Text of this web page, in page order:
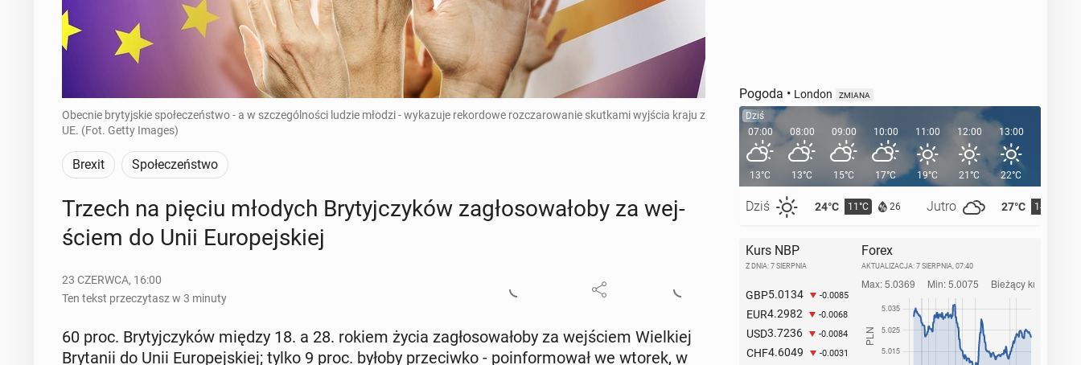
Obecnie brytyjskie społeczeństwo - a w szczególności ludzie młodzi - wykazuje rekordowe rozczarowanie skutkami wyjścia kraju z
UE. (Fot. Getty Images)
Brexit Społeczeństwo
Trzech na pięciu młodych Bry­tyj­czy­ków za­gło­so­wa­ło­by za wej­
ściem do Unii Eu­ro­pej­skiej
23 CZERWCA, 16:00
Ten tekst przeczytasz w 3 minuty
60 proc. Bry­tyj­czy­ków między 18. a 28. rokiem życia za­gło­so­wa­ło­by za wej­ściem Wiel­kiej
Bry­ta­nii do Unii Eu­ro­pej­skiej; tylko 9 proc. byłoby prze­ciw­ko - po­in­for­mo­wał we wtorek, w
Pogoda • London ZMIANA
Dziś
07:00
13°C
Dziś 24°C 11°C 26 Jutro 27°C 14°C
08:00
13°C
09:00
15°C
10:00
17°C
11:00
19°C
12:00
21°C
13:00
22°C
Kurs NBP
Z DNIA: 7 SIERPNIA
GBP5.0134 -0.0085
EUR4.2982 -0.0068
USD3.7236 -0.0084
CHF4.6049 -0.0031
Forex
AKTUALIZACJA: 7 SIERPNIA, 07:40